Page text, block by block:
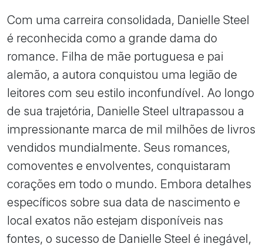
Com uma carreira consolidada, Danielle Steel
é reconhecida como a grande dama do
romance. Filha de mãe portuguesa e pai
alemão, a autora conquistou uma legião de
leitores com seu estilo inconfundível. Ao longo
de sua trajetória, Danielle Steel ultrapassou a
impressionante marca de mil milhões de livros
vendidos mundialmente. Seus romances,
comoventes e envolventes, conquistaram
corações em todo o mundo. Embora detalhes
específicos sobre sua data de nascimento e
local exatos não estejam disponíveis nas
fontes, o sucesso de Danielle Steel é inegável,